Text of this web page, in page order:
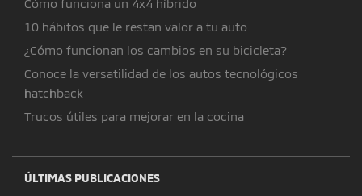
10 hábitos que le restan valor a tu auto
¿Cómo funcionan los cambios en su bicicleta?
Conoce la versatilidad de los autos tecnológicos
hatchback
Trucos útiles para mejorar en la cocina
ÚLTIMAS PUBLICACIONES